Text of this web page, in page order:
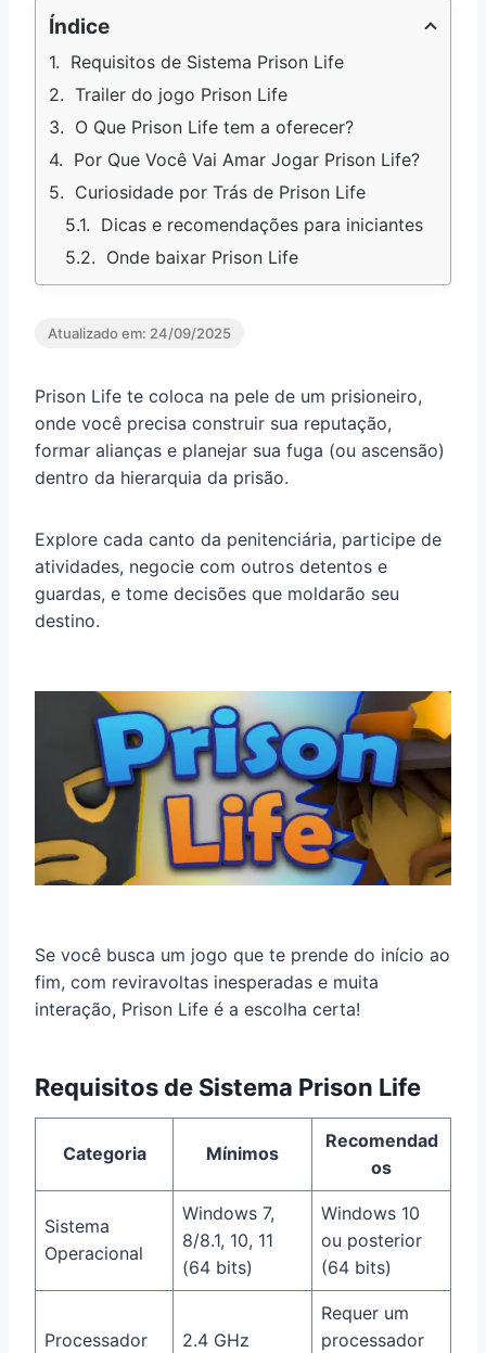
Índice
Requisitos de Sistema Prison Life
Trailer do jogo Prison Life
O Que Prison Life tem a oferecer?
Por Que Você Vai Amar Jogar Prison Life?
Curiosidade por Trás de Prison Life
Dicas e recomendações para iniciantes
Onde baixar Prison Life
Atualizado em: 24/09/2025
Prison Life te coloca na pele de um prisioneiro,
onde você precisa construir sua reputação,
formar alianças e planejar sua fuga (ou ascensão)
dentro da hierarquia da prisão.
Explore cada canto da penitenciária, participe de
atividades, negocie com outros detentos e
guardas, e tome decisões que moldarão seu
destino.
Se você busca um jogo que te prende do início ao
fim, com reviravoltas inesperadas e muita
interação, Prison Life é a escolha certa!
Requisitos de Sistema Prison Life
Categoria Mínimos
Recomendad
os
Sistema
Operacional
Windows 7,
8/8.1, 10, 11
(64 bits)
Windows 10
ou posterior
(64 bits)
Processador 2.4 GHz
Requer um
processador